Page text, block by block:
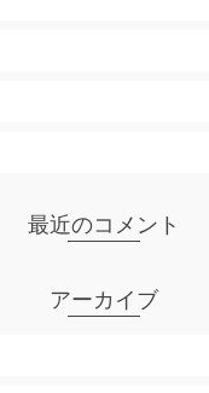
最近のコメント
アーカイブ